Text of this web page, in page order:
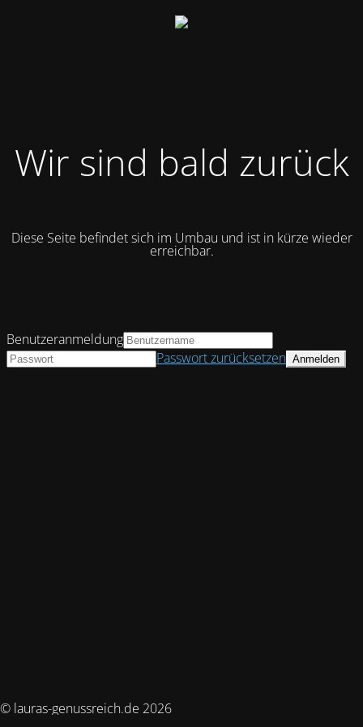
Wir sind bald zurück
Diese Seite befindet sich im Umbau und ist in kürze wieder
erreichbar.
© lauras-genussreich.de 2026
Benutzeranmeldung
Passwort zurücksetzen